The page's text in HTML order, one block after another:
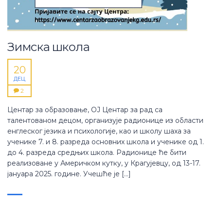
Зимска школа
20
ДЕЦ
2
Центар за образовање, ОЈ Центар за рад са
талентованом децом, организује радионице из области
енглеског језика и психологије, као и школу шаха за
ученике 7. и 8. разреда основних школа и ученике од 1.
до 4. разреда средњих школа. Радионице ће бити
реализоване у Америчком кутку, у Крагујевцу, од 13-17.
јануара 2025. године. Учешће је […]